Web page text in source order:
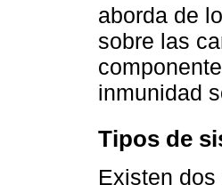
aborda de
sobre las
inmunidad
Tipos de
Existen